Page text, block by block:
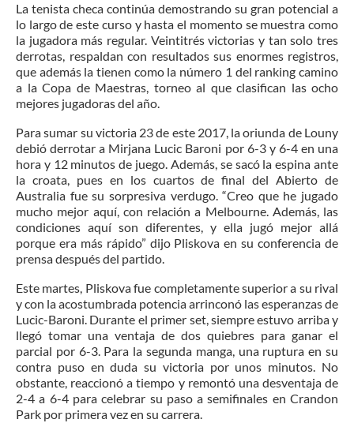
La tenista checa continúa demostrando su gran potencial a
lo largo de este curso y hasta el momento se muestra como
la jugadora más regular. Veintitrés victorias y tan solo tres
derrotas, respaldan con resultados sus enormes registros,
que además la tienen como la número 1 del ranking camino
a la Copa de Maestras, torneo al que clasifican las ocho
mejores jugadoras del año.
Para sumar su victoria 23 de este 2017, la oriunda de Louny
debió derrotar a Mirjana Lucic Baroni por 6-3 y 6-4 en una
hora y 12 minutos de juego. Además, se sacó la espina ante
la croata, pues en los cuartos de final del Abierto de
Australia fue su sorpresiva verdugo. “Creo que he jugado
mucho mejor aquí, con relación a Melbourne. Además, las
condiciones aquí son diferentes, y ella jugó mejor allá
porque era más rápido” dijo Pliskova en su conferencia de
prensa después del partido.
Este martes, Pliskova fue completamente superior a su rival
y con la acostumbrada potencia arrinconó las esperanzas de
Lucic-Baroni. Durante el primer set, siempre estuvo arriba y
llegó tomar una ventaja de dos quiebres para ganar el
parcial por 6-3. Para la segunda manga, una ruptura en su
contra puso en duda su victoria por unos minutos. No
obstante, reaccionó a tiempo y remontó una desventaja de
2-4 a 6-4 para celebrar su paso a semifinales en Crandon
Park por primera vez en su carrera.